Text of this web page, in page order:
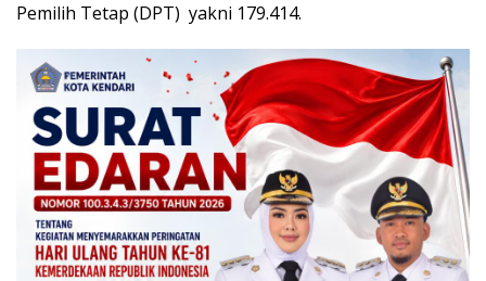
Pemilih Tetap (DPT) yakni 179.414.